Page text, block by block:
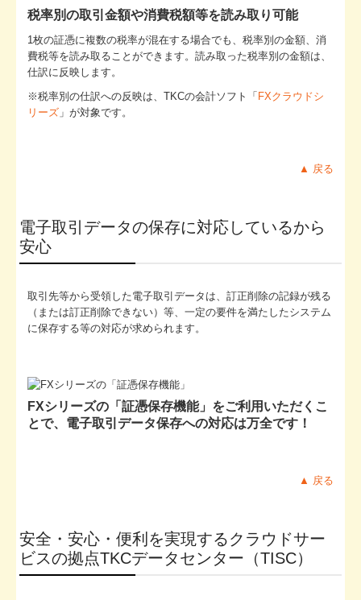
税率別の取引金額や消費税額等を読み取り可能
1枚の証憑に複数の税率が混在する場合でも、税率別の金額、消
費税等を読み取ることができます。読み取った税率別の金額は、
仕訳に反映します。
※税率別の仕訳への反映は、TKCの会計ソフト「 FXクラウドシ
リーズ 」が対象です。
▲ 戻る
電子取引データの保存に対応しているから
安心
取引先等から受領した電子取引データは、訂正削除の記録が残る
（または訂正削除できない）等、一定の要件を満たしたシステム
に保存する等の対応が求められます。
FXシリーズの「証憑保存機能」をご利用いただくこ
とで、電子取引データ保存への対応は万全です！
▲ 戻る
安全・安心・便利を実現するクラウドサー
ビスの拠点TKCデータセンター（TISC）